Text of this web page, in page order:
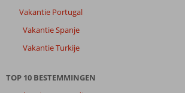
Vakantie Portugal
Vakantie Spanje
Vakantie Turkije
TOP 10 BESTEMMINGEN